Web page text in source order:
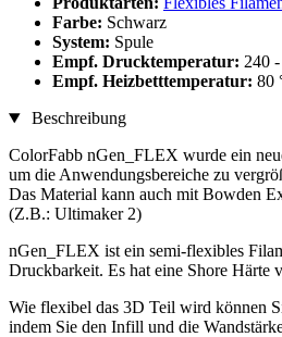
Farbe: Schwarz
System: Spule
Empf. Drucktemperatur: 240
Empf. Heizbetttemperatur: 80
Beschreibung
ColorFabb nGen_FLEX wurde ein
um die Anwendungsbereiche zu
Das Material kann auch mit Bowden
(Z.B.: Ultimaker 2)
nGen_FLEX ist ein semi-flexibles
Druckbarkeit. Es hat eine Shore Härte
Wie flexibel das 3D Teil wird können
indem Sie den Infill und die